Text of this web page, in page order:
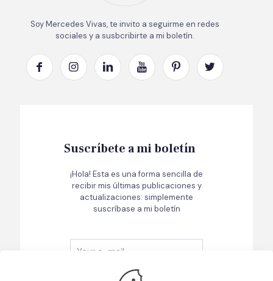
Soy Mercedes Vivas, te invito a seguirme en redes
sociales y a susbcribirte a mi boletín.
Suscríbete a mi boletín
¡Hola! Esta es una forma sencilla de
recibir mis últimas publicaciones y
actualizaciones: simplemente
suscríbase a mi boletín